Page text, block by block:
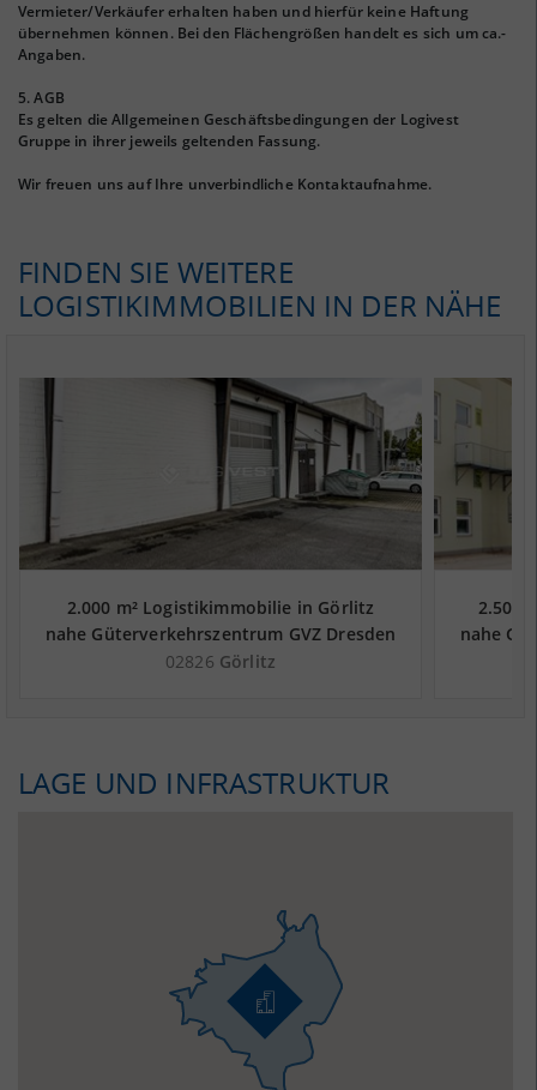
Vermieter/Verkäufer erhalten haben und hierfür keine Haftung
übernehmen können. Bei den Flächengrößen handelt es sich um ca.-
Angaben.
5. AGB
Es gelten die Allgemeinen Geschäftsbedingungen der Logivest
Gruppe in ihrer jeweils geltenden Fassung.
Wir freuen uns auf Ihre unverbindliche Kontaktaufnahme.
FINDEN SIE WEITERE
LOGISTIKIMMOBILIEN IN DER NÄHE
2.000 m² Logistikimmobilie in Görlitz
nahe Güterverkehrszentrum GVZ Dresden
- Landkreis Görlitz
02826 Görlitz
2.500
nahe
LAGE UND INFRASTRUKTUR